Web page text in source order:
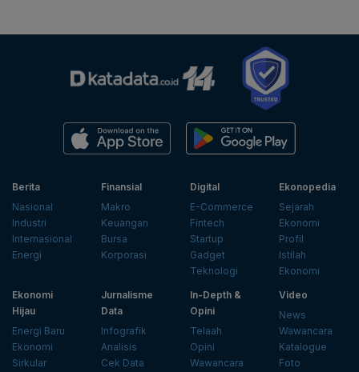
Berita
Nasional
Industri
Internasional
Energi
Finansial
Makro
Keuangan
Bursa
Korporasi
Digital
E-Commerce
Fintech
Startup
Gadget
Teknologi
Ekonopedia
Sejarah
Ekonomi
Profil
Istilah
Ekonomi
Ekonomi
Hijau
Energi Baru
Ekonomi
Sirkular
Jurnalisme
Data
Infografik
Analisis
Cek Data
In-Depth &
Opini
Telaah
Opini
Wawancara
Video
News
Wawancara
Katalogue
Foto